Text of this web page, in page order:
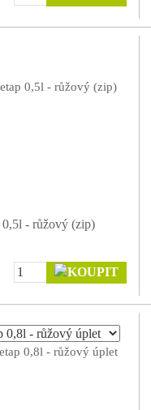
0,5l - růžový (zip)